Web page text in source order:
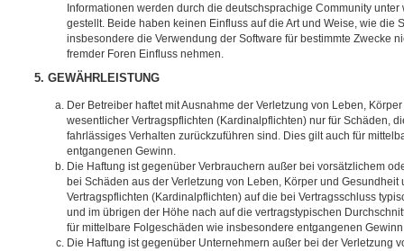
Informationen werden durch die deutschsprachige Community unter
gestellt. Beide haben keinen Einfluss auf die Art und Weise, wie die
insbesondere die Verwendung der Software für bestimmte Zwecke
fremder Foren Einfluss nehmen.
5. GEWÄHRLEISTUNG
Der Betreiber haftet mit Ausnahme der Verletzung von Leben,
wesentlicher Vertragspflichten (Kardinalpflichten) nur für Schäden,
fahrlässiges Verhalten zurückzuführen sind. Dies gilt auch für
entgangenen Gewinn.
Die Haftung ist gegenüber Verbrauchern außer bei vorsätzlichem
bei Schäden aus der Verletzung von Leben, Körper und
Vertragspflichten (Kardinalpflichten) auf die bei Vertragsschluss
und im übrigen der Höhe nach auf die vertragstypischen
für mittelbare Folgeschäden wie insbesondere entgangenen
Die Haftung ist gegenüber Unternehmern außer bei der Verletzung